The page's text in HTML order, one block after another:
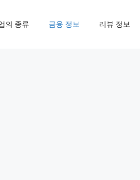
의 종류 금융 정보 리뷰 정보